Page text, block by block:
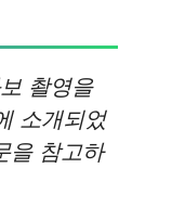
촬영을
소개되었
을 참고하